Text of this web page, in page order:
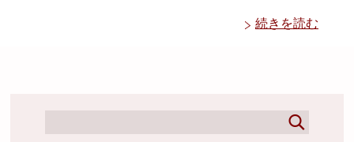
続きを読む